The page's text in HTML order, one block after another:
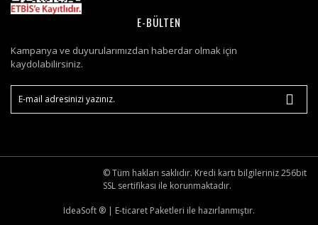
E-BÜLTEN
Kampanya ve duyurularımızdan haberdar olmak için
kaydolabilirsiniz.
© Tüm hakları saklıdır. Kredi kartı bilgileriniz 256bit
SSL sertifikası ile korunmaktadır.
IdeaSoft ® | E-ticaret Paketleri ile hazırlanmıştır.